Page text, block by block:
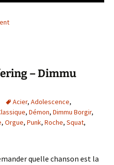
– Dimmu
Acier, Adolescence,
, Démon, Dimmu Borgir,
, Orgue, Punk, Roche, Squat,
quelle chanson est la